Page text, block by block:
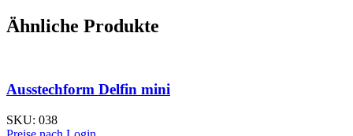
Ähnliche Produkte
Ausstechform Delfin mini
SKU: 038